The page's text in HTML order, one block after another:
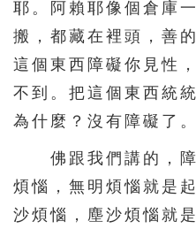
431 432
436 437
441 442
451 452
耶。阿賴耶像個倉庫
搬，都藏在裡頭，善
這個東西障礙你見性
不到。把這個東西統
為什麼？沒有障礙了。
佛跟我們講的，障
煩惱，無明煩惱就是
沙煩惱，塵沙煩惱就